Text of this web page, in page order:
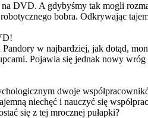
DVD. A gdybyśmy tak mogli
bobra. Odkrywając
w najbardziej, jak dotąd,
Pojawia się jednak nowy
dwoje
niechęć i nauczyć się
się z tej mrocznej pułapki?